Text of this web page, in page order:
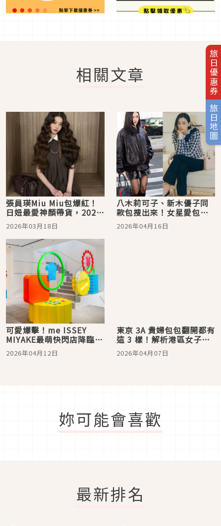
旅日優惠券
旅日地圖
相關文章
張員瑛Miu Miu包爆紅！
日妞最愛神顏帶貨，2026
最強女星 IT BAG一次看！
2026年03月18日
八木莉可子、新木優子同
款包搜出來！女星愛包清
單曝光、Karina這顆低調
又高級
2026年04月16日
可愛爆擊！me ISSEY
MIYAKE最萌快閃店降臨、
直接被霓虹色洗版…限定
商品＋巨型扭蛋機，小心
2026年04月12日
東京 3A 貴婦包包翻開都有
這 3 樣！解析港區女子的
精緻秘密：PRADA、
YSL、DIOR限量美妝成為
2026年04月07日
妳可能會喜歡
最新排名